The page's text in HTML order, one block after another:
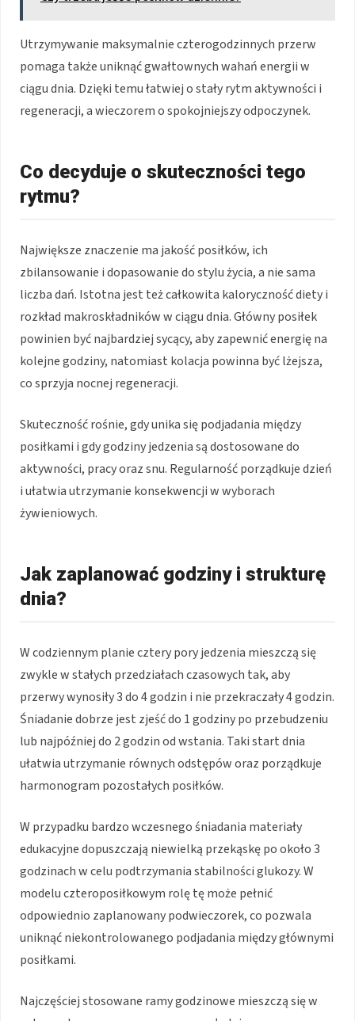
Utrzymywanie maksymalnie czterogodzinnych przerw
pomaga także uniknąć gwałtownych wahań energii w
ciągu dnia. Dzięki temu łatwiej o stały rytm aktywności i
regeneracji, a wieczorem o spokojniejszy odpoczynek.
Co decyduje o skuteczności tego
rytmu?
Największe znaczenie ma jakość posiłków, ich
zbilansowanie i dopasowanie do stylu życia, a nie sama
liczba dań. Istotna jest też całkowita kaloryczność diety i
rozkład makroskładników w ciągu dnia. Główny posiłek
powinien być najbardziej sycący, aby zapewnić energię na
kolejne godziny, natomiast kolacja powinna być lżejsza,
co sprzyja nocnej regeneracji.
Skuteczność rośnie, gdy unika się podjadania między
posiłkami i gdy godziny jedzenia są dostosowane do
aktywności, pracy oraz snu. Regularność porządkuje dzień
i ułatwia utrzymanie konsekwencji w wyborach
żywieniowych.
Jak zaplanować godziny i strukturę
dnia?
W codziennym planie cztery pory jedzenia mieszczą się
zwykle w stałych przedziałach czasowych tak, aby
przerwy wynosiły 3 do 4 godzin i nie przekraczały 4 godzin.
Śniadanie dobrze jest zjeść do 1 godziny po przebudzeniu
lub najpóźniej do 2 godzin od wstania. Taki start dnia
ułatwia utrzymanie równych odstępów oraz porządkuje
harmonogram pozostałych posiłków.
W przypadku bardzo wczesnego śniadania materiały
edukacyjne dopuszczają niewielką przekąskę po około 3
godzinach w celu podtrzymania stabilności glukozy. W
modelu czteroposiłkowym rolę tę może pełnić
odpowiednio zaplanowany podwieczorek, co pozwala
uniknąć niekontrolowanego podjadania między głównymi
posiłkami.
Najczęściej stosowane ramy godzinowe mieszczą się w